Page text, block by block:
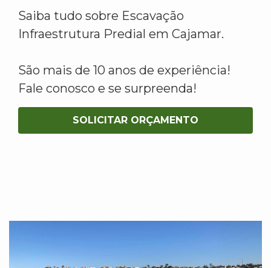
Saiba tudo sobre Escavação
Infraestrutura Predial em Cajamar.
São mais de 10 anos de experiência!
Fale conosco e se surpreenda!
SOLICITAR ORÇAMENTO